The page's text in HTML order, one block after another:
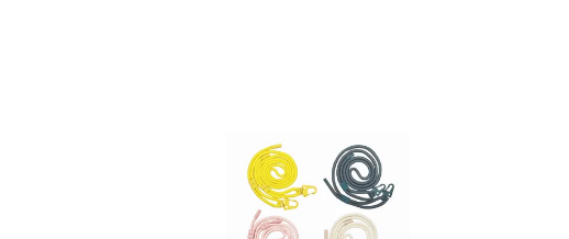
+NT$ 214
NT$ 225